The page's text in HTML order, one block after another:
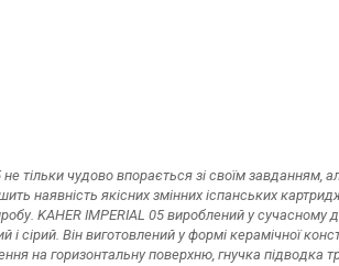
тільки чудово впорається зі своїм завданням,
наявність якісних змінних іспанських
KAHER IMPERIAL 05 вироблений у сучасному
сірий. Він виготовлений у формі керамічної
на горизонтальну поверхню, гнучка підводка